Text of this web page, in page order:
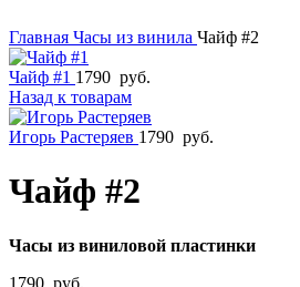
Главная Часы из винила Чайф #2
Чайф #1 1790 руб.
Назад к товарам
Игорь Растеряев 1790 руб.
Чайф #2
Часы из виниловой пластинки
1790 руб.